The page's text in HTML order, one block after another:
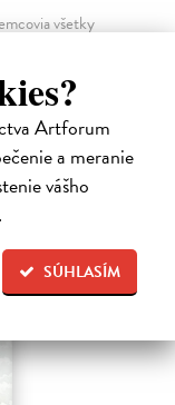
Artforum
a meranie
vášho
SÚHLASÍM
všetky